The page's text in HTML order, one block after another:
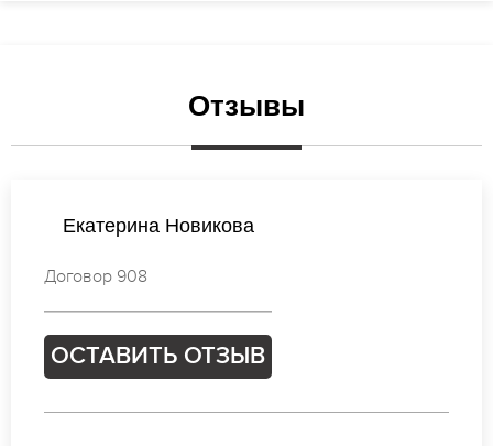
Отзывы
Ирина Соколова
Договор 977
ОСТАВИТЬ ОТЗЫВ